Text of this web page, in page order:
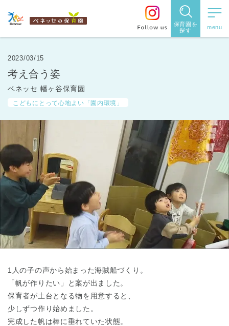
保育園を
探す
保育園を探す
名から探
都道府県
から探す
東京都
東京都 全域
2023/03/15
考え合う姿
ベネッセ 幡ヶ谷保育園
こどもにとって心地よい「園内環境」
1人の子の声から始まった海賊船づくり。
「帆が作りたい」と案が出ました。
保育者が土台となる物を用意すると、
少しずつ作り始めました。
完成した帆は棒に垂れていた状態。